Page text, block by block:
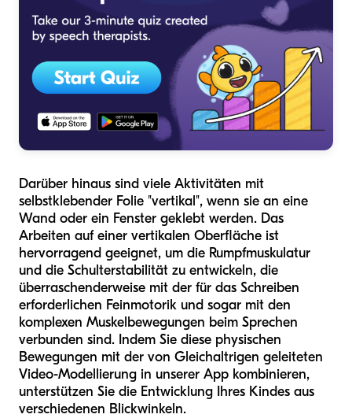
Darüber hinaus sind viele Aktivitäten mit
selbstklebender Folie "vertikal", wenn sie an eine
Wand oder ein Fenster geklebt werden. Das
Arbeiten auf einer vertikalen Oberfläche ist
hervorragend geeignet, um die Rumpfmuskulatur
und die Schulterstabilität zu entwickeln, die
überraschenderweise mit der für das Schreiben
erforderlichen Feinmotorik und sogar mit den
komplexen Muskelbewegungen beim Sprechen
verbunden sind. Indem Sie diese physischen
Bewegungen mit der von Gleichaltrigen geleiteten
Video-Modellierung in unserer App kombinieren,
unterstützen Sie die Entwicklung Ihres Kindes aus
verschiedenen Blickwinkeln.